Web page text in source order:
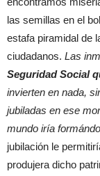
las semillas en el
estafa piramidal de
ciudadanos. Las
Seguridad Social
invierten en nada,
jubiladas en ese
mundo iría
jubilación le
produjera dicho